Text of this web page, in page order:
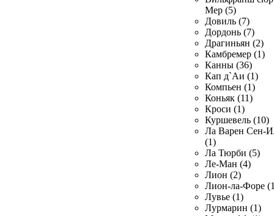
Мер (5)
Довиль (7)
Дордонь (7)
Драгиньян (2)
Камбремер (1)
Канны (36)
Кап д`Аи (1)
Компьен (1)
Коньяк (11)
Кроси (1)
Куршевель (10)
Ла Варен Сен-
(1)
Ла Тюрби (5)
Ле-Ман (4)
Лион (2)
Лион-ла-Форе
Лувье (1)
Лурмарин (1)